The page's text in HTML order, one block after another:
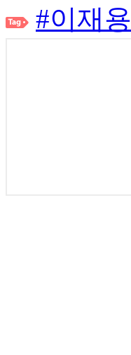
#이재용